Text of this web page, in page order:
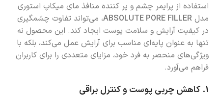
استفاده از پرایمر چشم و پر کننده منافذ مای میکاپ استوری
مدلABSOLUTE PORE FILLER، می‌تواند تفاوت چشمگیری
در کیفیت آرایش و سلامت پوست ایجاد کند. این محصول نه
تنها به عنوان پایه‌ای مناسب برای آرایش عمل می‌کند، بلکه با
ویژگی‌های منحصر به فرد خود، مزایای متعددی را برای کاربران
فراهم می‌آورد.
1. کاهش چربی پوست و کنترل براقی